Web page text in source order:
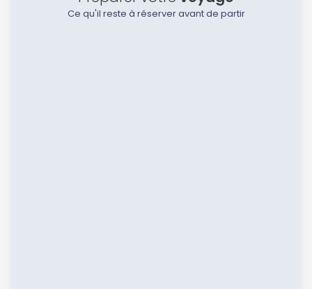
Ce qu'il reste à réserver avant de partir